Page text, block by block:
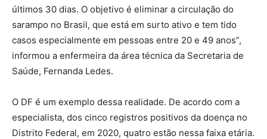
últimos 30 dias. O objetivo é eliminar a circulação do
sarampo no Brasil, que está em surto ativo e tem tido
casos especialmente em pessoas entre 20 e 49 anos”,
informou a enfermeira da área técnica da Secretaria de
Saúde, Fernanda Ledes.
O DF é um exemplo dessa realidade. De acordo com a
especialista, dos cinco registros positivos da doença no
Distrito Federal, em 2020, quatro estão nessa faixa etária.